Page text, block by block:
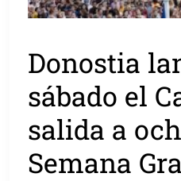
Donostia
sábado el
salida a
Semana